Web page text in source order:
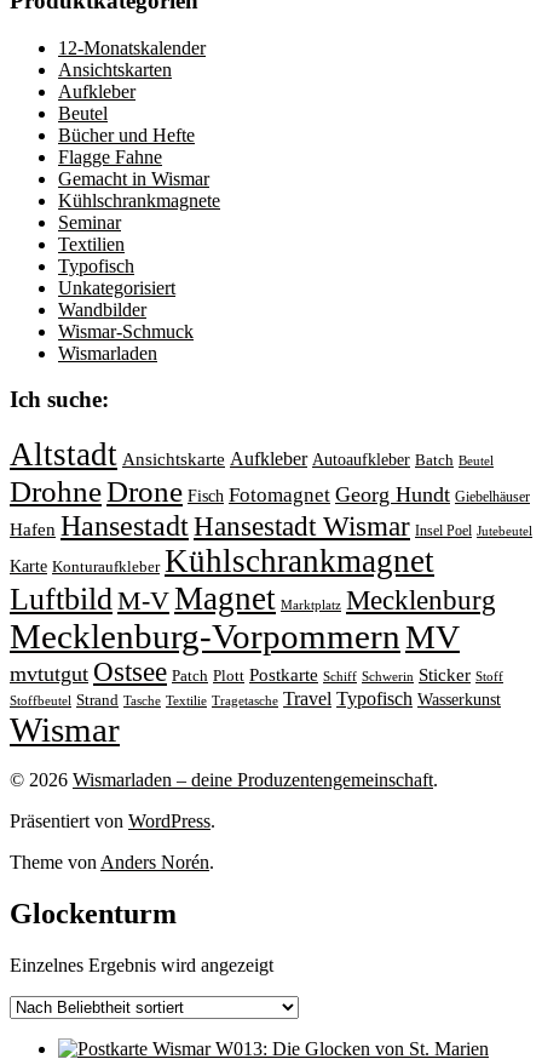
12-Monatskalender
Ansichtskarten
Aufkleber
Beutel
Bücher und Hefte
Flagge Fahne
Gemacht in Wismar
Kühlschrankmagnete
Seminar
Textilien
Typofisch
Unkategorisiert
Wandbilder
Wismar-Schmuck
Wismarladen
Ich suche:
Altstadt Ansichtskarte Aufkleber Autoaufkleber Batch Beutel
DrohneDrone Fisch Fotomagnet Georg Hundt Giebelhäuser
Hafen HansestadtHansestadt Wismar Insel Poel Jutebeutel
Karte Konturaufkleber Kühlschrankmagnet
LuftbildM-VMagnet Marktplatz Mecklenburg
Mecklenburg-VorpommernMV
mvtutgut Ostsee Patch Plott Postkarte Schiff Schwerin Sticker Stoff
Stoffbeutel Strand Tasche Textilie Tragetasche Travel Typofisch Wasserkunst
Wismar
© 2026 Wismarladen – deine Produzentengemeinschaft.
Präsentiert von WordPress.
Theme von Anders Norén.
Glockenturm
Einzelnes Ergebnis wird angezeigt